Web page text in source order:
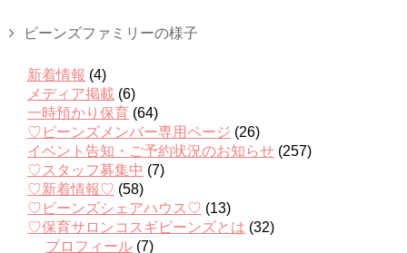
ビーンズファミリーの様子
新着情報 (4)
メディア掲載 (6)
一時預かり保育 (64)
♡ビーンズメンバー専用ページ (26)
イベント告知・ご予約状況のお知らせ (257)
♡スタッフ募集中 (7)
♡新着情報♡ (58)
♡ビーンズシェアハウス♡ (13)
♡保育サロンコスギビーンズとは (32)
プロフィール (7)